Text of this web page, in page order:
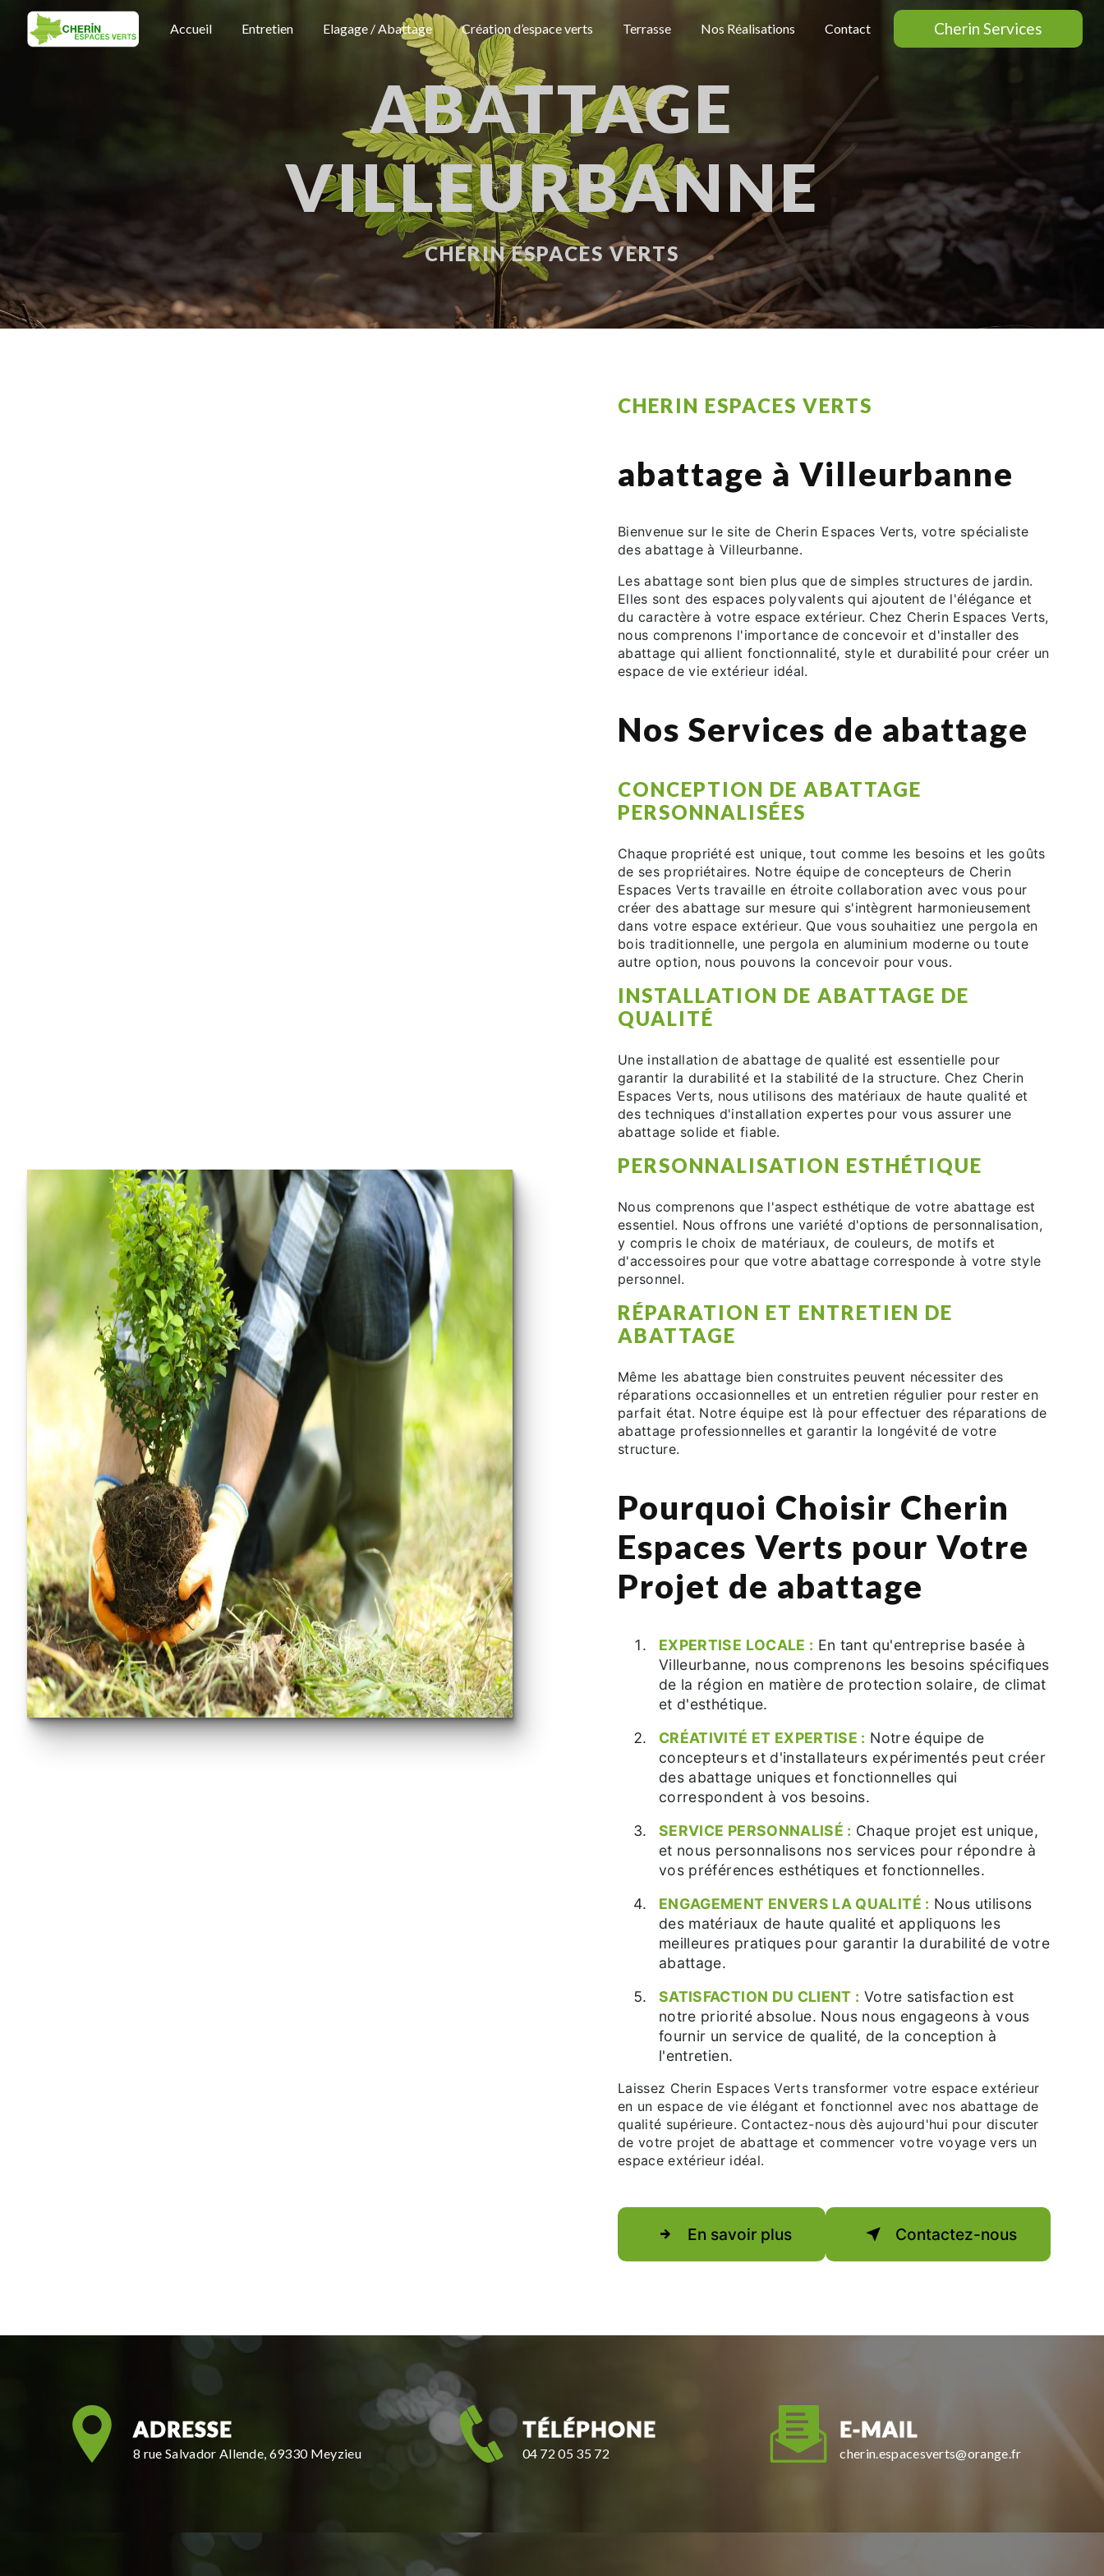
Accueil Entretien Elagage / Abattage Création d’espace verts Terrasse Nos Réalisations Contact Cherin Services
ABATTAGE
VILLEURBANNE
CHERIN ESPACES VERTS
CHERIN ESPACES VERTS
abattage à Villeurbanne
Bienvenue sur le site de Cherin Espaces Verts, votre spécialiste
des abattage à Villeurbanne.
Les abattage sont bien plus que de simples structures de jardin.
Elles sont des espaces polyvalents qui ajoutent de l'élégance et
du caractère à votre espace extérieur. Chez Cherin Espaces Verts,
nous comprenons l'importance de concevoir et d'installer des
abattage qui allient fonctionnalité, style et durabilité pour créer un
espace de vie extérieur idéal.
Nos Services de abattage
CONCEPTION DE ABATTAGE
PERSONNALISÉES
Chaque propriété est unique, tout comme les besoins et les goûts
de ses propriétaires. Notre équipe de concepteurs de Cherin
Espaces Verts travaille en étroite collaboration avec vous pour
créer des abattage sur mesure qui s'intègrent harmonieusement
dans votre espace extérieur. Que vous souhaitiez une pergola en
bois traditionnelle, une pergola en aluminium moderne ou toute
autre option, nous pouvons la concevoir pour vous.
INSTALLATION DE ABATTAGE DE
QUALITÉ
Une installation de abattage de qualité est essentielle pour
garantir la durabilité et la stabilité de la structure. Chez Cherin
Espaces Verts, nous utilisons des matériaux de haute qualité et
des techniques d'installation expertes pour vous assurer une
abattage solide et fiable.
PERSONNALISATION ESTHÉTIQUE
Nous comprenons que l'aspect esthétique de votre abattage est
essentiel. Nous offrons une variété d'options de personnalisation,
y compris le choix de matériaux, de couleurs, de motifs et
d'accessoires pour que votre abattage corresponde à votre style
personnel.
RÉPARATION ET ENTRETIEN DE
ABATTAGE
Même les abattage bien construites peuvent nécessiter des
réparations occasionnelles et un entretien régulier pour rester en
parfait état. Notre équipe est là pour effectuer des réparations de
abattage professionnelles et garantir la longévité de votre
structure.
Pourquoi Choisir Cherin
Espaces Verts pour Votre
Projet de abattage
EXPERTISE LOCALE : En tant qu'entreprise basée à
Villeurbanne, nous comprenons les besoins spécifiques
de la région en matière de protection solaire, de climat
et d'esthétique.
CRÉATIVITÉ ET EXPERTISE : Notre équipe de
concepteurs et d'installateurs expérimentés peut créer
des abattage uniques et fonctionnelles qui
correspondent à vos besoins.
SERVICE PERSONNALISÉ : Chaque projet est unique,
et nous personnalisons nos services pour répondre à
vos préférences esthétiques et fonctionnelles.
ENGAGEMENT ENVERS LA QUALITÉ : Nous utilisons
des matériaux de haute qualité et appliquons les
meilleures pratiques pour garantir la durabilité de votre
abattage.
SATISFACTION DU CLIENT : Votre satisfaction est
notre priorité absolue. Nous nous engageons à vous
fournir un service de qualité, de la conception à
l'entretien.
Laissez Cherin Espaces Verts transformer votre espace extérieur
en un espace de vie élégant et fonctionnel avec nos abattage de
qualité supérieure. Contactez-nous dès aujourd'hui pour discuter
de votre projet de abattage et commencer votre voyage vers un
espace extérieur idéal.
En savoir plus Contactez-nous
ADRESSE
8 rue Salvador Allende, 69330 Meyzieu
TÉLÉPHONE
04 72 05 35 72
E-MAIL
cherin.espacesverts@orange.fr
Panneau de gestion des cookies